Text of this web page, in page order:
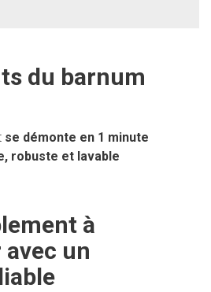
du barnum
se démonte en 1 minute
robuste et lavable
à
avec un